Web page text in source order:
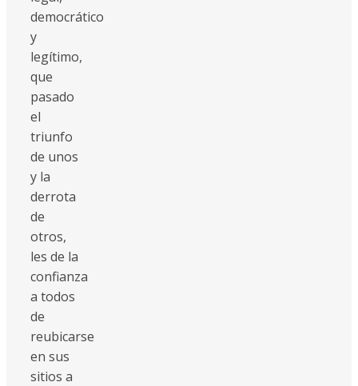
democrático
y
legítimo,
que
pasado
el
triunfo
de unos
y la
derrota
de
otros,
les de la
confianza
a todos
de
reubicarse
en sus
sitios a